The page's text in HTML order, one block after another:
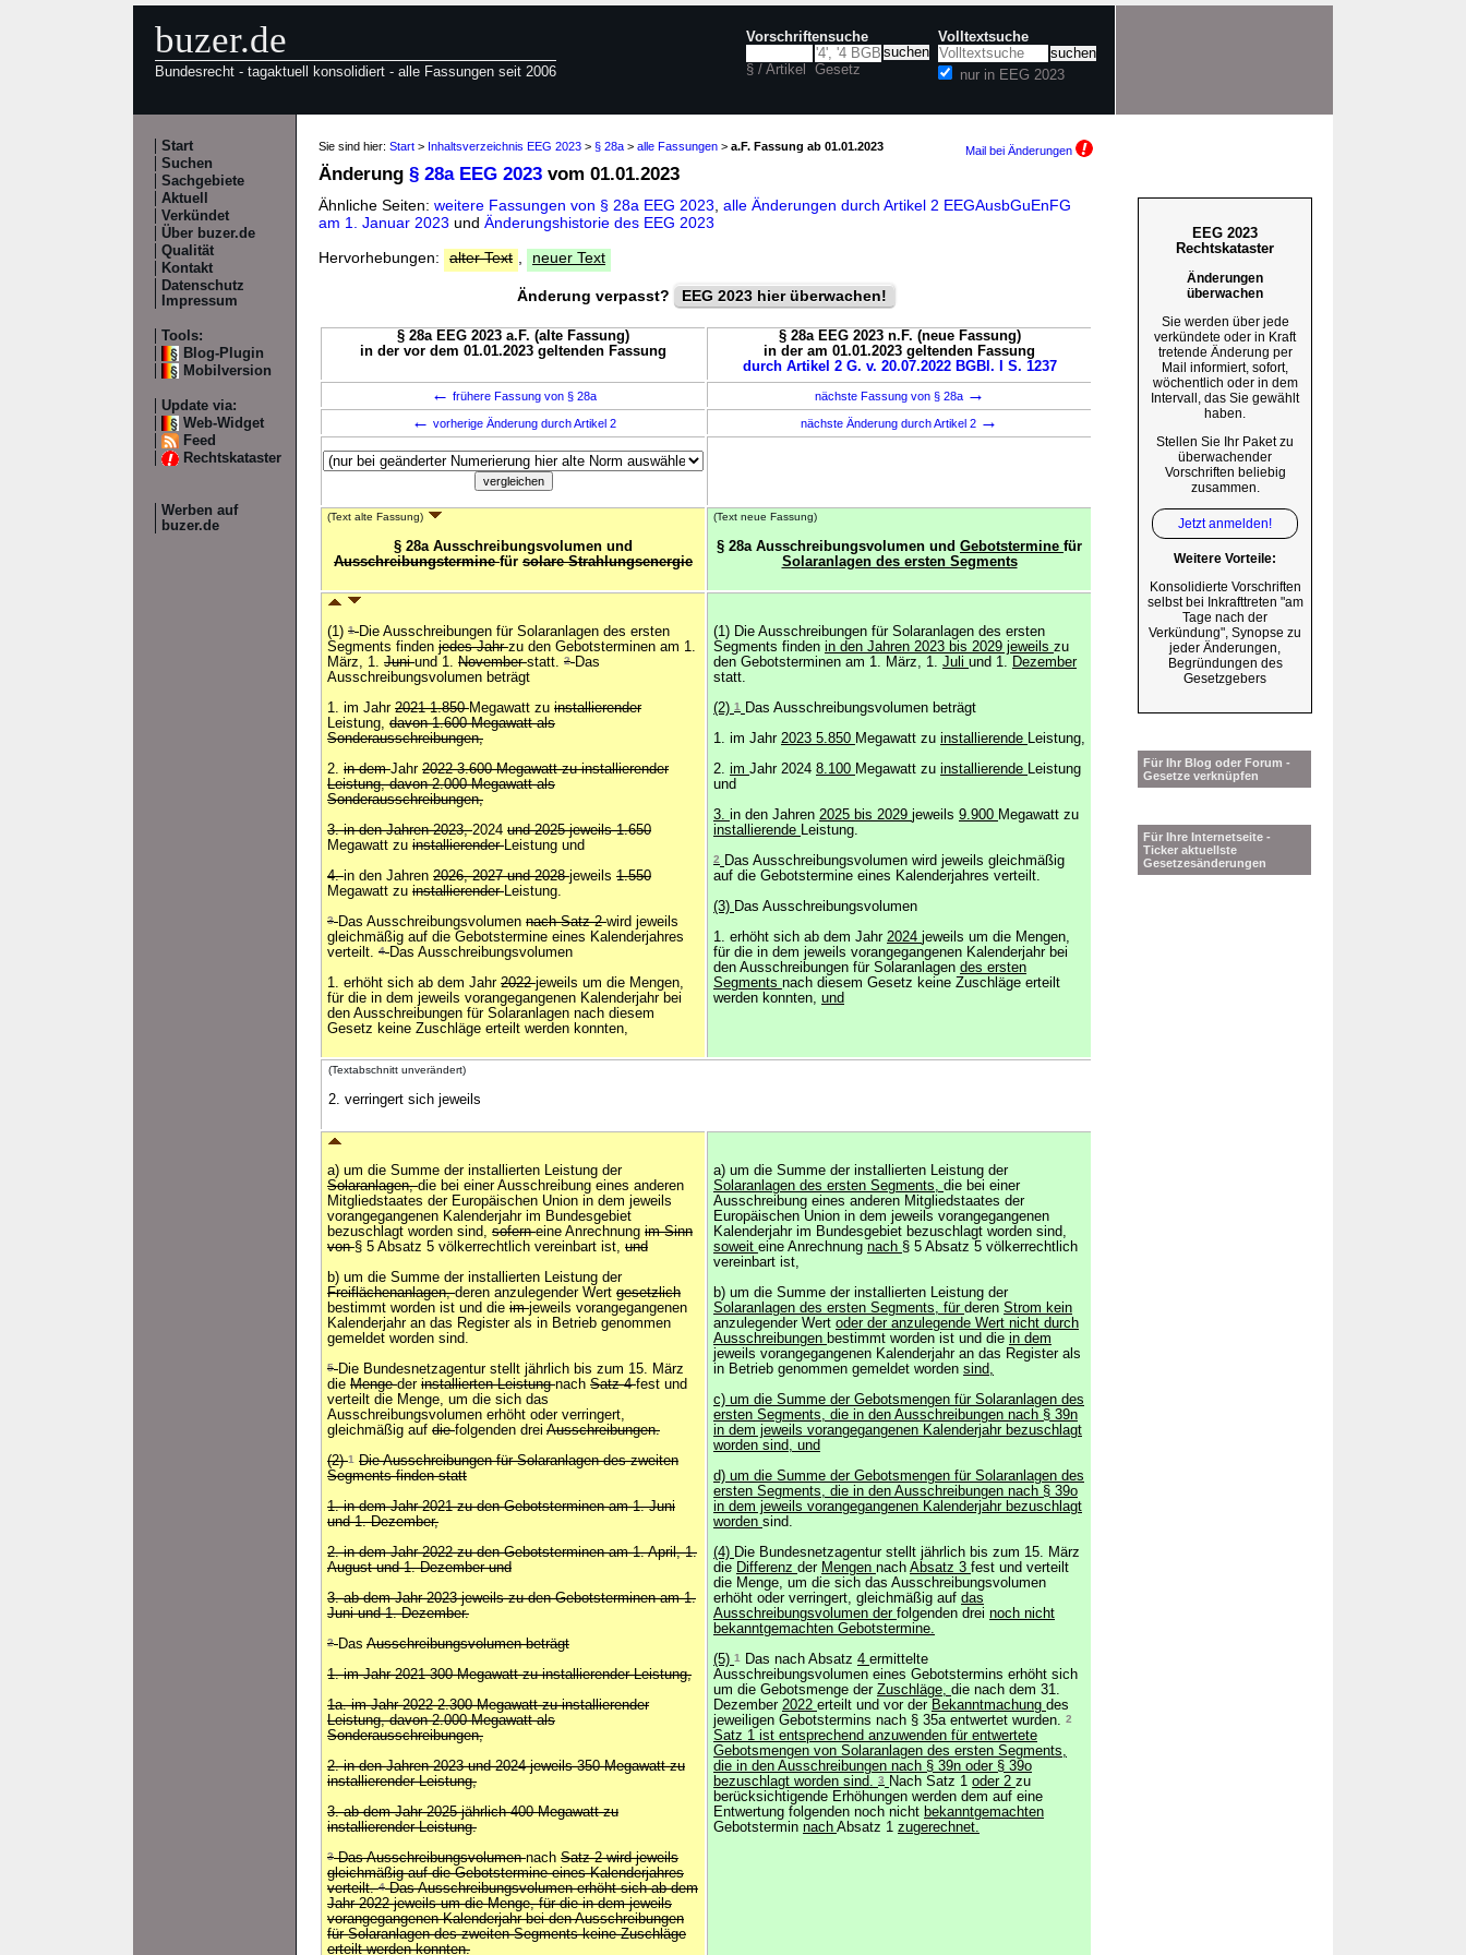
buzer.de
Bundesrecht - tagaktuell konsolidiert - alle Fassungen seit 2006
Vorschriftensuche
§ / Artikel Gesetz
Volltextsuche
nur in EEG 2023
Start
Suchen
Sachgebiete
Aktuell
Verkündet
Über buzer.de
Qualität
Kontakt
Datenschutz
Impressum
Tools:
Blog-Plugin
Mobilversion
Update via:
Web-Widget
Feed
Rechtskataster
Werben auf
buzer.de
Sie sind hier: Start > Inhaltsverzeichnis EEG 2023 > § 28a > alle Fassungen > a.F. Fassung ab 01.01.2023 Mail bei Änderungen
Änderung § 28a EEG 2023 vom 01.01.2023
Ähnliche Seiten: weitere Fassungen von § 28a EEG 2023 alle Änderungen durch Artikel 2 EEGAusbGuEnFG
am 1. Januar 2023 und Änderungshistorie des EEG 2023
Hervorhebungen:
alter Text neuer Text
Änderung verpasst? EEG 2023 hier überwachen!
§ 28a EEG 2023 a.F. (alte Fassung)
in der vor dem 01.01.2023 geltenden Fassung
§ 28a EEG 2023 n.F. (neue Fassung)
in der am 01.01.2023 geltenden Fassung
durch Artikel 2 G. v. 20.07.2022 BGBl. I S. 1237
← frühere Fassung von § 28a nächste Fassung von § 28a →
← vorherige Änderung durch Artikel 2 nächste Änderung durch Artikel 2 →
(Text alte Fassung)
§ 28a Ausschreibungsvolumen und
Ausschreibungsterminefür solare Strahlungsenergie
(Text neue Fassung)
§ 28a Ausschreibungsvolumen und Gebotstermine für
Solaranlagen des ersten Segments
(1) 1 Die Ausschreibungen für Solaranlagen des ersten
Segments finden jedes Jahrzu den Gebotsterminen am 1.
März, 1. Juniund 1. Novemberstatt. 2 Das
Ausschreibungsvolumen beträgt
1. im Jahr 2021 1.850Megawatt zu installierender
Leistung, davon 1.600 Megawatt als
Sonderausschreibungen,
2. in demJahr 2022 3.600 Megawatt zu installierender
Leistung, davon 2.000 Megawatt als
Sonderausschreibungen,
3. in den Jahren 2023,2024 und 2025 jeweils 1.650
Megawatt zu installierenderLeistung und
4.in den Jahren 2026, 2027 und 2028jeweils 1.550
Megawatt zu installierenderLeistung.
3 Das Ausschreibungsvolumen nach Satz 2wird jeweils
gleichmäßig auf die Gebotstermine eines Kalenderjahres
verteilt. 4 Das Ausschreibungsvolumen
1. erhöht sich ab dem Jahr 2022jeweils um die Mengen,
für die in dem jeweils vorangegangenen Kalenderjahr bei
den Ausschreibungen für Solaranlagen nach diesem
Gesetz keine Zuschläge erteilt werden konnten,
(1) Die Ausschreibungen für Solaranlagen des ersten
Segments finden in den Jahren 2023 bis 2029 jeweils zu
den Gebotsterminen am 1. März, 1. Juli und 1. Dezember
statt.
(2) 1
Das Ausschreibungsvolumen beträgt
1. im Jahr 2023 5.850 Megawatt zu installierende Leistung,
2. im Jahr 2024 8.100 Megawatt zu installierende Leistung
und
3. in den Jahren 2025 bis 2029 jeweils 9.900 Megawatt zu
installierende Leistung.
2
Das Ausschreibungsvolumen wird jeweils gleichmäßig
auf die Gebotstermine eines Kalenderjahres verteilt.
(3) Das Ausschreibungsvolumen
1. erhöht sich ab dem Jahr 2024 jeweils um die Mengen,
für die in dem jeweils vorangegangenen Kalenderjahr bei
den Ausschreibungen für Solaranlagen des ersten
Segments nach diesem Gesetz keine Zuschläge erteilt
werden konnten, und
(Textabschnitt unverändert)
2. verringert sich jeweils
a) um die Summe der installierten Leistung der
Solaranlagen,die bei einer Ausschreibung eines anderen
Mitgliedstaates der Europäischen Union in dem jeweils
vorangegangenen Kalenderjahr im Bundesgebiet
bezuschlagt worden sind, soferneine Anrechnung im Sinn
von§ 5 Absatz 5 völkerrechtlich vereinbart ist, und
b) um die Summe der installierten Leistung der
Freiflächenanlagen,deren anzulegender Wert gesetzlich
bestimmt worden ist und die imjeweils vorangegangenen
Kalenderjahr an das Register als in Betrieb genommen
gemeldet worden sind.
5 Die Bundesnetzagentur stellt jährlich bis zum 15. März
die Mengeder installierten Leistungnach Satz 4fest und
verteilt die Menge, um die sich das
Ausschreibungsvolumen erhöht oder verringert,
gleichmäßig auf diefolgenden drei Ausschreibungen.
(2)1 Die Ausschreibungen für Solaranlagen des zweiten
Segments finden statt
1. in dem Jahr 2021 zu den Gebotsterminen am 1. Juni
und 1. Dezember,
2. in dem Jahr 2022 zu den Gebotsterminen am 1. April, 1.
August und 1. Dezember und
3. ab dem Jahr 2023 jeweils zu den Gebotsterminen am 1.
Juni und 1. Dezember.
2 Das Ausschreibungsvolumen beträgt
1. im Jahr 2021 300 Megawatt zu installierender Leistung,
1a. im Jahr 2022 2.300 Megawatt zu installierender
Leistung, davon 2.000 Megawatt als
Sonderausschreibungen,
2. in den Jahren 2023 und 2024 jeweils 350 Megawatt zu
installierender Leistung,
3. ab dem Jahr 2025 jährlich 400 Megawatt zu
installierender Leistung.
3Das Ausschreibungsvolumennach Satz 2 wird jeweils
gleichmäßig auf die Gebotstermine eines Kalenderjahres
verteilt.4Das Ausschreibungsvolumen erhöht sich ab dem
Jahr 2022 jeweils um die Menge, für die in dem jeweils
vorangegangenen Kalenderjahr bei den Ausschreibungen
für Solaranlagen des zweiten Segments keine Zuschläge
erteilt werden konnten.
a) um die Summe der installierten Leistung der
Solaranlagen des ersten Segments, die bei einer
Ausschreibung eines anderen Mitgliedstaates der
Europäischen Union in dem jeweils vorangegangenen
Kalenderjahr im Bundesgebiet bezuschlagt worden sind,
soweit eine Anrechnung nach § 5 Absatz 5 völkerrechtlich
vereinbart ist,
b) um die Summe der installierten Leistung der
Solaranlagen des ersten Segments, für deren Strom kein
anzulegender Wert oder der anzulegende Wert nicht durch
Ausschreibungen bestimmt worden ist und die in dem
jeweils vorangegangenen Kalenderjahr an das Register als
in Betrieb genommen gemeldet worden sind,
c) um die Summe der Gebotsmengen für Solaranlagen des
ersten Segments, die in den Ausschreibungen nach § 39n
in dem jeweils vorangegangenen Kalenderjahr bezuschlagt
worden sind, und
d) um die Summe der Gebotsmengen für Solaranlagen des
ersten Segments, die in den Ausschreibungen nach § 39o
in dem jeweils vorangegangenen Kalenderjahr bezuschlagt
worden sind.
(4) Die Bundesnetzagentur stellt jährlich bis zum 15. März
die Differenz der Mengen nach Absatz 3 fest und verteilt
die Menge, um die sich das Ausschreibungsvolumen
erhöht oder verringert, gleichmäßig auf das
Ausschreibungsvolumen der folgenden drei noch nicht
bekanntgemachten Gebotstermine.
(5) 1 Das nach Absatz 4 ermittelte
Ausschreibungsvolumen eines Gebotstermins erhöht sich
um die Gebotsmenge der Zuschläge, die nach dem 31.
Dezember 2022 erteilt und vor der Bekanntmachung des
jeweiligen Gebotstermins nach § 35a entwertet wurden. 2
Satz 1 ist entsprechend anzuwenden für entwertete
Gebotsmengen von Solaranlagen des ersten Segments,
die in den Ausschreibungen nach § 39n oder § 39o
bezuschlagt worden sind. 3 Nach Satz 1 oder 2 zu
berücksichtigende Erhöhungen werden dem auf eine
Entwertung folgenden noch nicht bekanntgemachten
Gebotstermin nach Absatz 1 zugerechnet.
EEG 2023
Rechtskataster
Änderungen
überwachen
Sie werden über jede
verkündete oder in Kraft
tretende Änderung per
Mail informiert, sofort,
wöchentlich oder in dem
Intervall, das Sie gewählt
haben.
Stellen Sie Ihr Paket zu
überwachender
Vorschriften beliebig
zusammen.
Jetzt anmelden!
Weitere Vorteile:
Konsolidierte Vorschriften
selbst bei Inkrafttreten "am
Tage nach der
Verkündung", Synopse zu
jeder Änderungen,
Begründungen des
Gesetzgebers
Für Ihr Blog oder Forum -
Gesetze verknüpfen
Für Ihre Internetseite -
Ticker aktuellste
Gesetzesänderungen